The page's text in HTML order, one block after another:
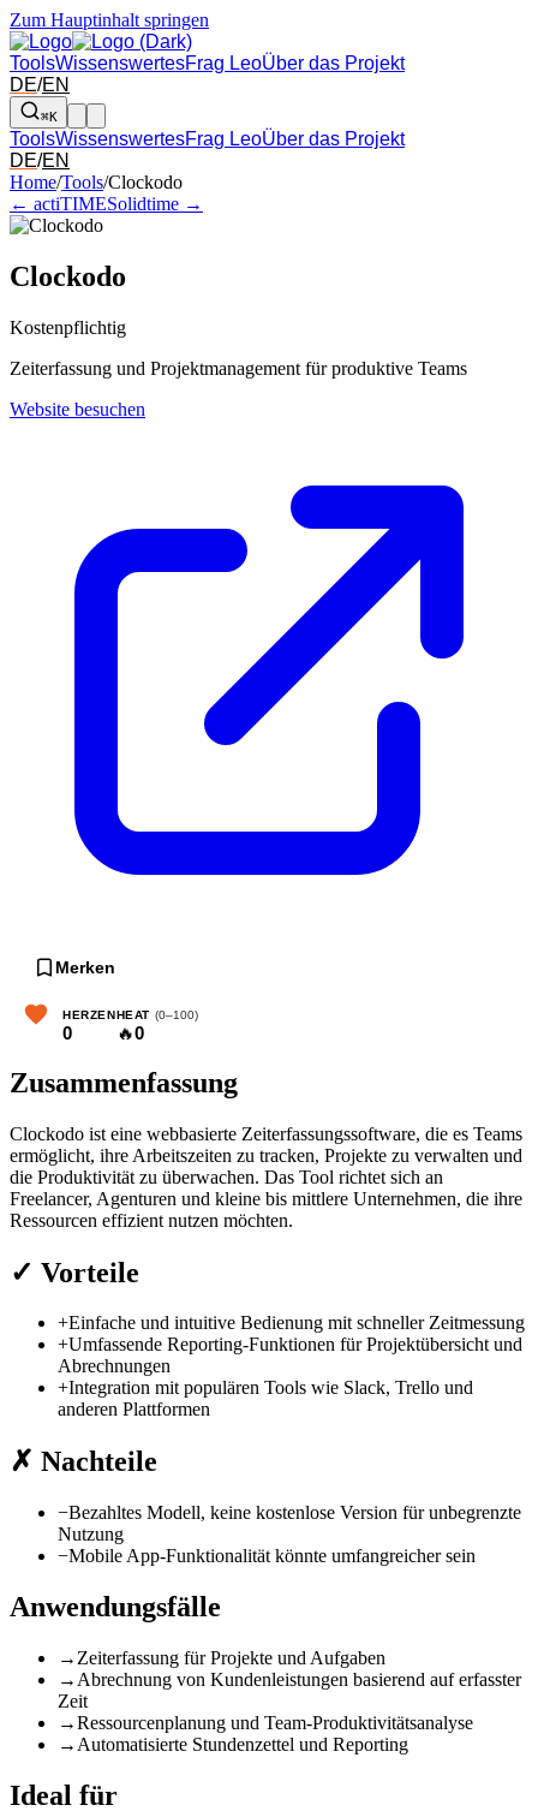
Zum Hauptinhalt springen
ToolsWissenswertesFrag LeoÜber das Projekt
DE/EN
⌘K
ToolsWissenswertesFrag LeoÜber das Projekt
DE/EN
Pfeil links und rechts: zum benachbarten Tool in der Übersicht
Home/Tools/Clockodo
← actiTIMESolidtime →
Clockodo
Kostenpflichtig
Zeiterfassung und Projektmanagement für produktive Teams
Website besuchen
Merken
HERZEN
0
HEAT (0–100)
🔥0
Zusammenfassung
Clockodo ist eine webbasierte Zeiterfassungssoftware, die es Teams
ermöglicht, ihre Arbeitszeiten zu tracken, Projekte zu verwalten und
die Produktivität zu überwachen. Das Tool richtet sich an
Freelancer, Agenturen und kleine bis mittlere Unternehmen, die ihre
Ressourcen effizient nutzen möchten.
✓ Vorteile
+Einfache und intuitive Bedienung mit schneller Zeitmessung
+Umfassende Reporting-Funktionen für Projektübersicht und
Abrechnungen
+Integration mit populären Tools wie Slack, Trello und
anderen Plattformen
✗ Nachteile
−Bezahltes Modell, keine kostenlose Version für unbegrenzte
Nutzung
−Mobile App-Funktionalität könnte umfangreicher sein
Anwendungsfälle
→ Zeiterfassung für Projekte und Aufgaben
→ Abrechnung von Kundenleistungen basierend auf erfasster
Zeit
→Ressourcenplanung und Team-Produktivitätsanalyse
→ Automatisierte Stundenzettel und Reporting
Ideal für